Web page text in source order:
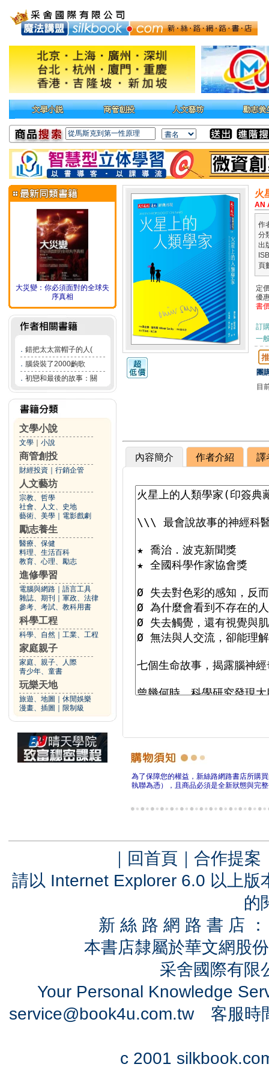
大災變：你必須面對的全球失
序真相
． 錯把太太當帽子的人(
． 腦袋裝了2000齣歌
． 初戀和最後的故事：關
文學小說
文學 小說
商管創投
財經投資 行銷企管
人文藝坊
宗教、哲學
社會、人文、史地
藝術、美學
電影戲劇
勵志養生
醫療、保健
料理、生活百科
教育、心理、勵志
進修學習
電腦與網路
語言工具
雜誌、期刊
軍政、法律
參考、考試、教科用書
科學工程
科學、自然 工業、工程
家庭親子
家庭、親子、人際
青少年、童書
玩樂天地
旅遊、地圖
休閒娛樂
漫畫、插圖
限制級
火
AN
作
分
出
頁
定
優
書
訂
一
團
目
內容簡介 作者介紹 譯
為了保障您的權益，新絲路網路書店所購
執聯為憑），且商品必須是全新狀態與完
｜ 回首頁 ｜ 合作提案
請以 Internet Explorer 6.0 以上
的
新 絲 路 網 路 書 店
本書店隸屬於華文網股
采舍國際有
Your Personal Knowledge
service@book4u.com.tw客服時
c 2001